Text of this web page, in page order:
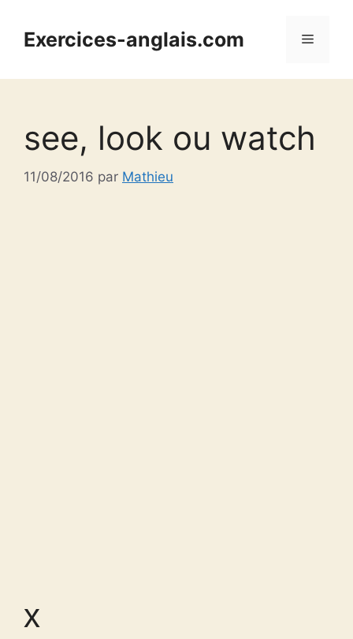
contenuExercices-anglais.com Menu
see, look ou watch
11/08/2016 par Mathieu
x